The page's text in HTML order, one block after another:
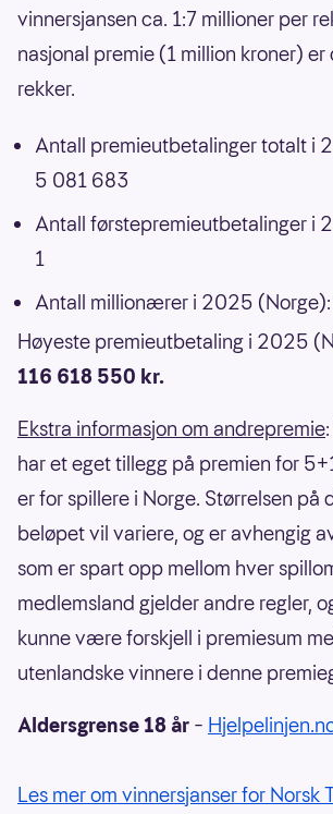
vinnersjansen ca. 1:7 millioner per
nasjonal premie (1 million kroner) er
rekker.
Antall premieutbetalinger totalt i
5 081 683
Antall førstepremieutbetalinger i
1
Antall millionærer i 2025 (Norge):
Høyeste premieutbetaling i 2025
116 618 550 kr.
Ekstra informasjon om andrepremie
har et eget tillegg på premien for
er for spillere i Norge. Størrelsen på
beløpet vil variere, og er avhengig
som er spart opp mellom hver
medlemsland gjelder andre regler,
kunne være forskjell i premiesum
utenlandske vinnere i denne
Aldersgrense 18 år –
Les mer om vinnersjanser for Norsk